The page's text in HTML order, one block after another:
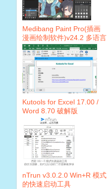
Medibang Paint Pro(插画
漫画绘制软件)v24.2 多语言
版
Kutools for Excel 17.00 /
Word 8.70 破解版
nTrun v3.0.2.0 Win+R 模式
的快速启动工具